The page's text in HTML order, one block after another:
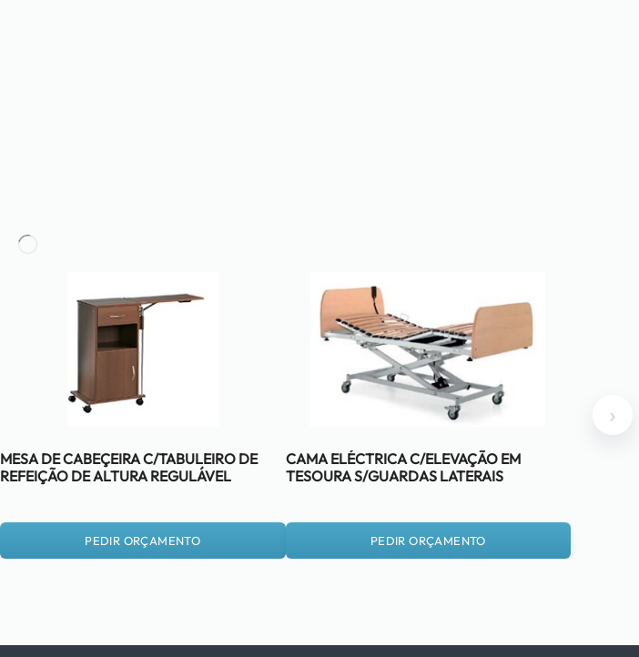
MESA DE CABEÇEIRA C/TABULEIRO DE
REFEIÇÃO DE ALTURA REGULÁVEL
PEDIR ORÇAMENTO
CAMA ELÉCTRICA C/ELEVAÇÃO EM
TESOURA S/GUARDAS LATERAIS
PEDIR ORÇAMENTO
›